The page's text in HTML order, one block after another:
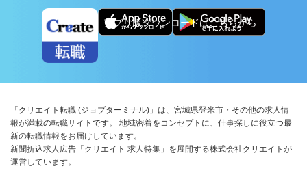
アプリ版ダウンロードはこちらから
「クリエイト転職 (ジョブターミナル)」は、宮城県登米市・その他の求人情
報が満載の転職サイトです。 地域密着をコンセプトに、仕事探しに役立つ最
新の転職情報をお届けしています。
新聞折込求人広告「クリエイト 求人特集」を展開する株式会社クリエイトが
運営しています。